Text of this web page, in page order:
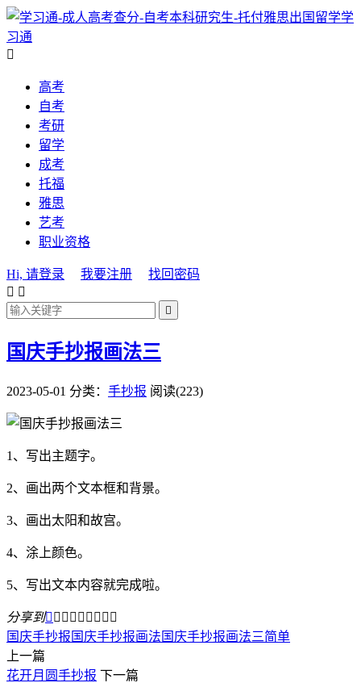
学
习通

高考
自考
考研
留学
成考
托福
雅思
艺考
职业资格
Hi, 请登录 我要注册
找回密码
 

国庆手抄报画法三
2023-05-01 分类： 手抄报 阅读(223)
1、写出主题字。
2、画出两个文本框和背景。
3、画出太阳和故宫。
4、涂上颜色。
5、写出文本内容就完成啦。
分享到        
国庆手抄报 国庆手抄报画法 国庆手抄报画法三简单
上一篇
花开月圆手抄报 下一篇